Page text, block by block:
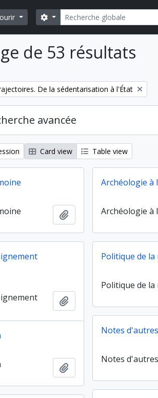
Rechercher
Search options
de 53 résultats
De la sédentarisation à l'État
avancée
Card view Table view
Ajouter au presse-
Archéologie
Archéologie
Politique de la
Politique de la
Notes
Notes